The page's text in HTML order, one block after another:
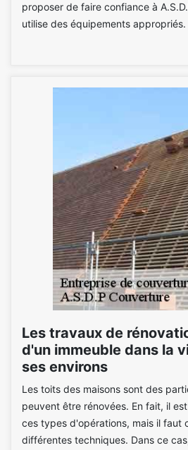
proposer de faire confiance à
utilise des équipements appropriés.
Les travaux de
d'un immeuble dans la
ses environs
Les toits des maisons sont des
peuvent être rénovées. En fait, il
ces types d'opérations, mais il faut
différentes techniques. Dans ce